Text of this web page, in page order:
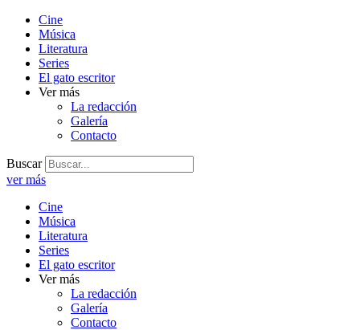
Cine
Música
Literatura
Series
El gato escritor
Ver más
La redacción
Galería
Contacto
Buscar
ver más
Cine
Música
Literatura
Series
El gato escritor
Ver más
La redacción
Galería
Contacto